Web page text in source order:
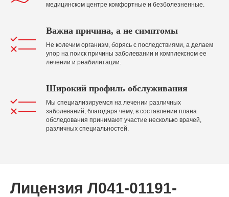
медицинском центре комфортные и безболезненные.
Важна причина, а не симптомы
Не колечим организм, борясь с последствиями, а делаем
упор на поиск причины заболевании и комплексном ее
лечении и реабилитации.
Широкий профиль обслуживания
Мы специализируемся на лечении различных
заболеваний, благодаря чему, в составлении плана
обследования принимают участие несколько врачей,
различных специальностей.
Лицензия Л041-01191-